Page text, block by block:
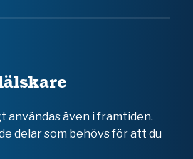
användas även i framtiden.
delar som behövs för att du